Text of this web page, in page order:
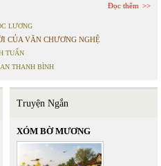
Đọc thêm
LƯƠNG
CỦA VĂN CHƯƠNG NGHỆ
TUẤN
THANH BÌNH
Truyện Ngắn
XÓM BỜ MƯƠNG